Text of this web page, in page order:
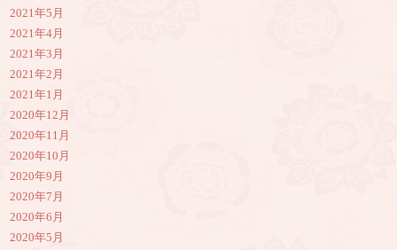
2021年5月
2021年4月
2021年3月
2021年2月
2021年1月
2020年12月
2020年11月
2020年10月
2020年9月
2020年7月
2020年6月
2020年5月